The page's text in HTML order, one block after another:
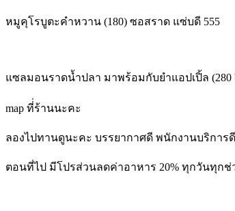
หมูคุโรบูตะคำหวาน (180) ซอสราด แซ่บดี 555
แซลมอนราดน้ำปลา มาพร้อมกับยำแอปเปิ้ล (280
map ที่่ร้านนะคะ
ลองไปทานดูนะคะ บรรยากาศดี พนักงานบริการ
ตอนที่ไป มีโปรส่วนลดค่าอาหาร 20% ทุกวันทุกช่